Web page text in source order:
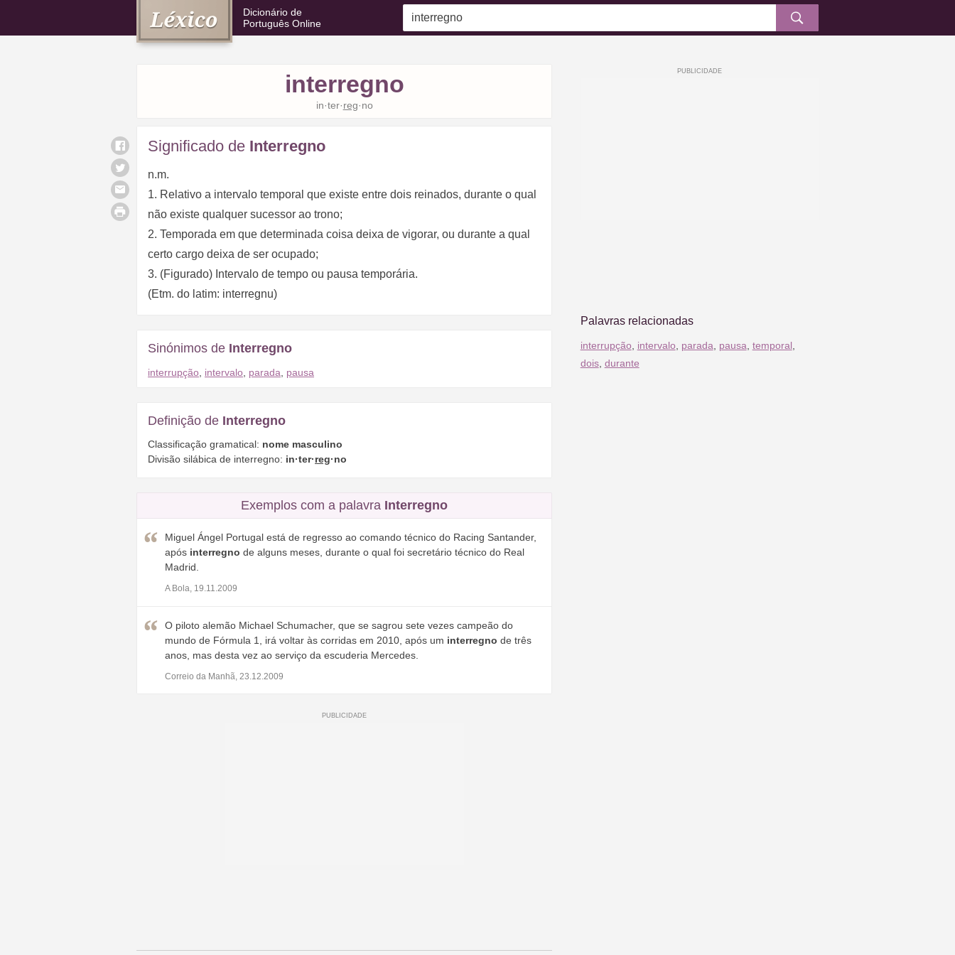
Dicionário de
Português Online
interregno
in·ter·reg·no
Significado de Interregno
n.m.
1. Relativo a intervalo temporal que existe entre dois reinados, durante o qual
não existe qualquer sucessor ao trono;
2. Temporada em que determinada coisa deixa de vigorar, ou durante a qual
certo cargo deixa de ser ocupado;
3. (Figurado) Intervalo de tempo ou pausa temporária.
(Etm. do latim: interregnu)
Sinónimos de Interregno
interrupção intervalo parada pausa
Definição de Interregno
Classificação gramatical: nome masculino
Divisão silábica de interregno: in·ter·reg·no
Exemplos com a palavra Interregno
Miguel Ángel Portugal está de regresso ao comando técnico do Racing Santander,
após interregno de alguns meses, durante o qual foi secretário técnico do Real
Madrid.
A Bola, 19.11.2009
O piloto alemão Michael Schumacher, que se sagrou sete vezes campeão do
mundo de Fórmula 1, irá voltar às corridas em 2010, após um interregno de três
anos, mas desta vez ao serviço da escuderia Mercedes.
Correio da Manhã, 23.12.2009
Palavras relacionadas
interrupção, intervalo, parada pausa temporal,
dois, durante